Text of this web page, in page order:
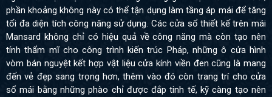
phần khoảng không này có thể tận dụng làm tầng áp mái để tăng
tối đa diện tích công năng sử dụng. Các cửa sổ thiết kế trên mái
Mansard không chỉ có hiệu quả về công năng mà còn tạo nên
tính thẩm mĩ cho công trình kiến trúc Pháp, những ô cửa hình
vòm bán nguyệt kết hợp vật liệu cửa kính viền đen cũng là mang
đến vẻ đẹp sang trọng hơn, thêm vào đó còn trang trí cho cửa
sổ mái bằng những phào chỉ được đắp tinh tế, kỹ càng tạo nên